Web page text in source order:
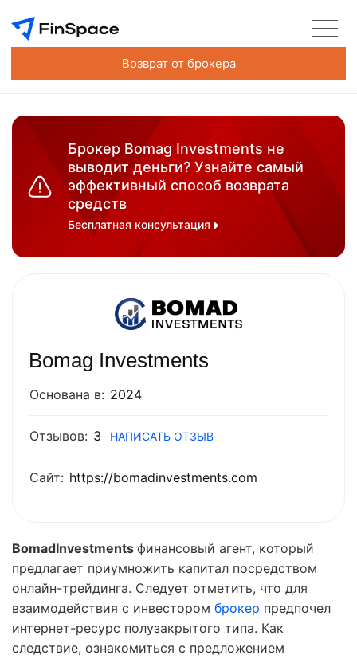
Возврат от брокера
Брокер Bomag Investments не
выводит деньги? Узнайте самый
эффективный способ возврата
средств
Бесплатная консультация
Bomag Investments
Основана в: 2024
Отзывов: 3 НАПИСАТЬ ОТЗЫВ
Сайт: https://bomadinvestments.com
BomadInvestments финансовый агент, который
предлагает приумножить капитал посредством
онлайн-трейдинга. Следует отметить, что для
взаимодействия с инвестором брокер предпочел
интернет-ресурс полузакрытого типа. Как
следствие, ознакомиться с предложением